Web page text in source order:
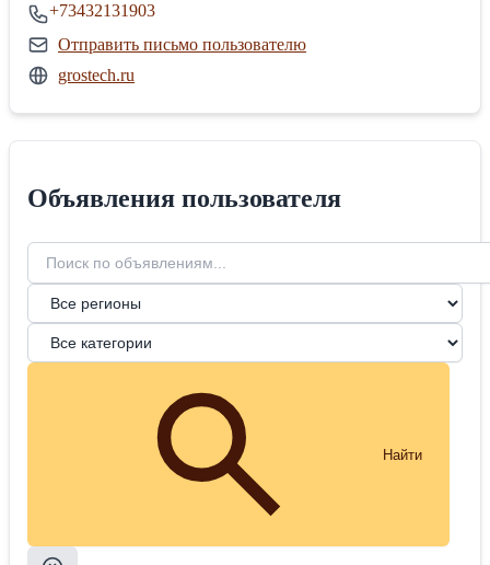
+73432131903
Отправить письмо пользователю
grostech.ru
Объявления пользователя
Найти